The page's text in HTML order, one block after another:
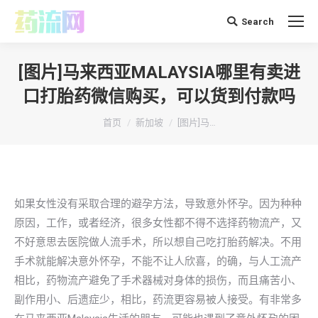
搜 Search
[图片]马来西亚MALAYSIA哪里有卖进
口打胎药微信购买，可以货到付款吗
你在这里：
首页 新加坡 [图片]马…
如果女性没有采取合理的避孕方法，导致意外怀孕。因为种种
原因，工作，或者经济，很多女性都不得不选择药物流产，又
不好意思去医院做人流手术，所以想自己吃打胎药解决。不用
手术就能解决意外怀孕，不能不让人欣喜，的确，与人工流产
相比，药物流产避免了手术器械对身体的损伤，而且痛苦小、
副作用小、后遗症少，相比，药流更容易被人接受。有非常多